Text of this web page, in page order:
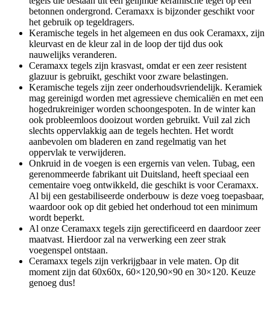
betonnen ondergrond. Ceramaxx is bijzonder geschikt voor
het gebruik op tegeldragers.
Keramische tegels in het algemeen en dus ook Ceramaxx, zijn
kleurvast en de kleur zal in de loop der tijd dus ook
nauwelijks veranderen.
Ceramaxx tegels zijn krasvast, omdat er een zeer resistent
glazuur is gebruikt, geschikt voor zware belastingen.
Keramische tegels zijn zeer onderhoudsvriendelijk. Keramiek
mag gereinigd worden met agressieve chemicaliën en met een
hogedrukreiniger worden schoongespoten. In de winter kan
ook probleemloos dooizout worden gebruikt. Vuil zal zich
slechts oppervlakkig aan de tegels hechten. Het wordt
aanbevolen om bladeren en zand regelmatig van het
oppervlak te verwijderen.
Onkruid in de voegen is een ergernis van velen. Tubag, een
gerenommeerde fabrikant uit Duitsland, heeft speciaal een
cementaire voeg ontwikkeld, die geschikt is voor Ceramaxx.
Al bij een gestabiliseerde onderbouw is deze voeg toepasbaar,
waardoor ook op dit gebied het onderhoud tot een minimum
wordt beperkt.
Al onze Ceramaxx tegels zijn gerectificeerd en daardoor zeer
maatvast. Hierdoor zal na verwerking een zeer strak
voegenspel ontstaan.
Ceramaxx tegels zijn verkrijgbaar in vele maten. Op dit
moment zijn dat 60x60x, 60×120,90×90 en 30×120. Keuze
genoeg dus!